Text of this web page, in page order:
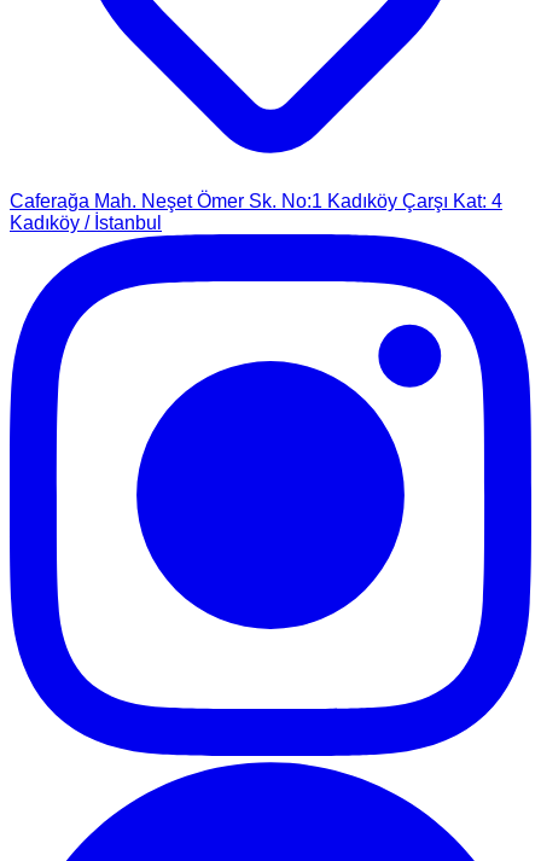
Caferağa Mah. Neşet Ömer Sk. No:1 Kadıköy Çarşı Kat: 4
Kadıköy / İstanbul